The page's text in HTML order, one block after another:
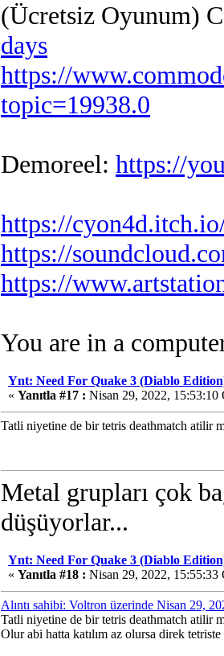
(Ücretsiz Oyunum)
days
https://
topic=19938.0
Demoreel: https://
https://
https://
https://
You are in a
Ynt: Need For Quake 3 (Diablo
« Yanıtla #17 : Nisan 29, 2022, 15:53:10
Tatli niyetine de bir tetris deathmatch atilir
Metal grupları çok
düşüyorlar...
Ynt: Need For Quake 3 (Diablo
« Yanıtla #18 : Nisan 29, 2022, 15:55:33
Alıntı sahibi: Voltron üzerinde Nisan 29,
Tatli niyetine de bir tetris deathmatch atilir
Olur abi hatta katılım az olursa direk